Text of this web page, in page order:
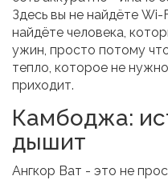
Здесь вы не найдёте
найдёте человека,
ужин, просто потому
тепло, которое не
приходит.
Камбоджа:
дышит
Ангкор Ват - это не